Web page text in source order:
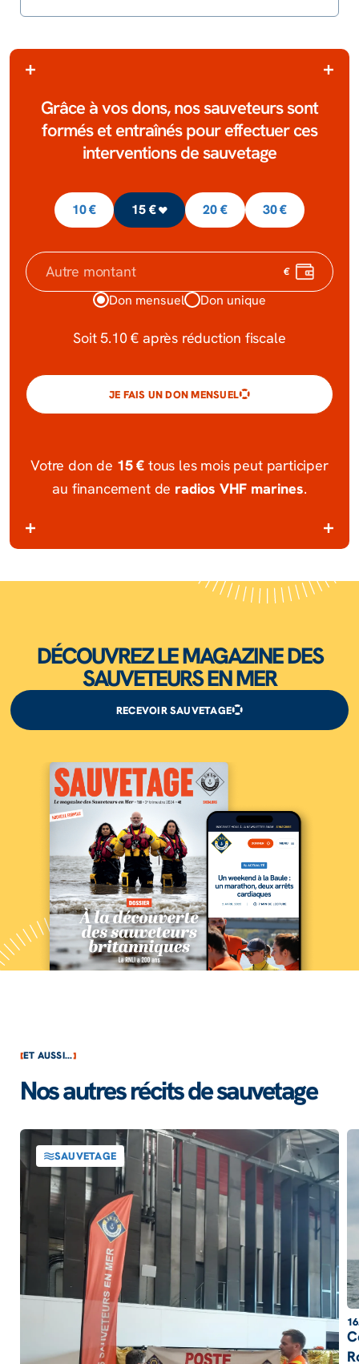
grâce à vos dons, nos sauve­­­­teurs sont
formés et entraî­­­­nés pour effec­­­­tuer ces
interventions de sauve­­­­tage
Don mensuel Don unique
10 € 15 € 20 € 30 €
Soit5.10 € après réduction fiscale
Votre don de 15 € tous les mois peut participer
au financement de radios VHF marines.
Autre montant €
JE FAIS UN DON MENSUEL
DÉCOUVREZ LE MAGAZINE DES
SAUVETEURS EN MER
RECEVOIR SAUVETAGE
ET AUSSI...
Nos autres récits de sauvetage
SAUVETAGE